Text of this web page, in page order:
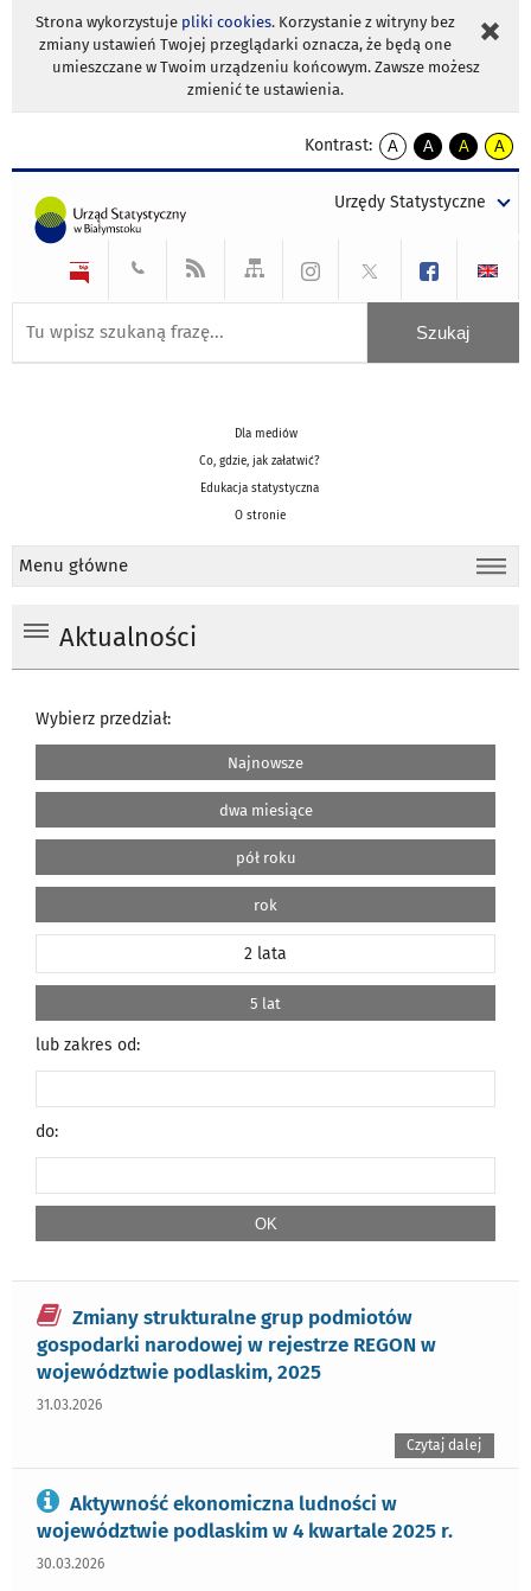
Strona wykorzystuje pliki cookies. Korzystanie z witryny bez
zmiany ustawień Twojej przeglądarki oznacza, że będą one
umieszczane w Twoim urządzeniu końcowym. Zawsze możesz
zmienić te ustawienia.
Kontrast:
A
kontrast
A
kontrast
tekst
czarnym
A
kontrast
tekst
czarnym
A
tekst
żółtym
Urzędy Statystyczne
Dla mediów
Co, gdzie, jak załatwić?
Edukacja statystyczna
O stronie
Menu główne
Aktualności
Wybierz przedział:
Najnowsze
dwa miesiące
pół roku
rok
2 lata
5 lat
lub zakres od:
do:
Zmiany strukturalne grup podmiotów
gospodarki narodowej w rejestrze REGON w
województwie podlaskim, 2025
31.03.2026
Czytaj dalej
Aktywność ekonomiczna ludności w
województwie podlaskim w 4 kwartale 2025 r.
30.03.2026